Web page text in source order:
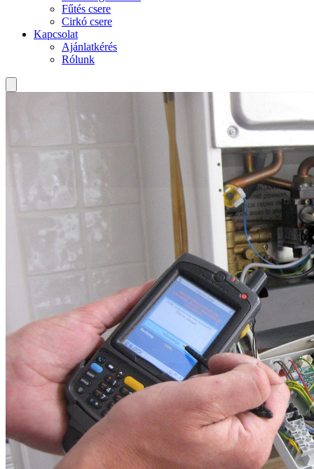
Fűtés csere
Cirkó csere
Kapcsolat
Ajánlatkérés
Rólunk